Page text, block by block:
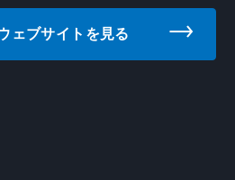
ェブサイトを見る